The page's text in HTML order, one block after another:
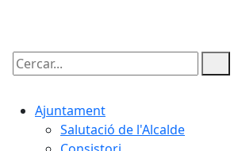
Cercar:
Ajuntament
Salutació de l'Alcalde